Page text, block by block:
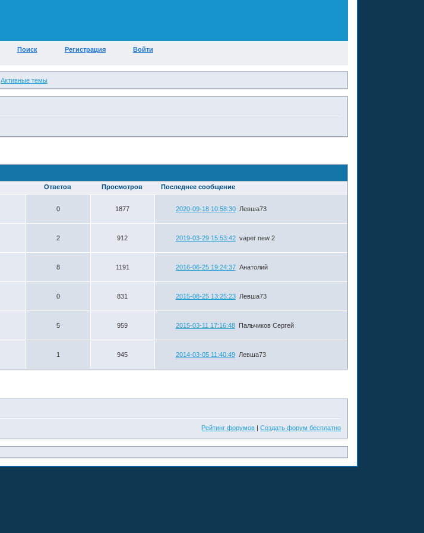
Поиск Регистрация Войти
Активные темы
Ответов Просмотров Последнее сообщение
0
1877 2020-09-18 10:58:30 Левша73
2
912 2019-03-29 15:53:42 vaper new 2
8
1191 2016-06-25 19:24:37 Анатолий
0
831 2015-08-25 13:25:23 Левша73
5
959 2015-03-11 17:16:48 Пальчиков Сергей
1
945 2014-03-05 11:40:49 Левша73
Рейтинг форумов |Создать форум бесплатно